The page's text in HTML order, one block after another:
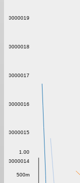
0.0000014
0.0000015
0.0000016
0.0000017
0.0000018
0.0000019
500m
1.00